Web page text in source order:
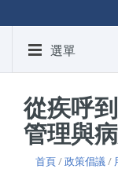
選單
從疾呼
管理與
首頁/政策倡議/